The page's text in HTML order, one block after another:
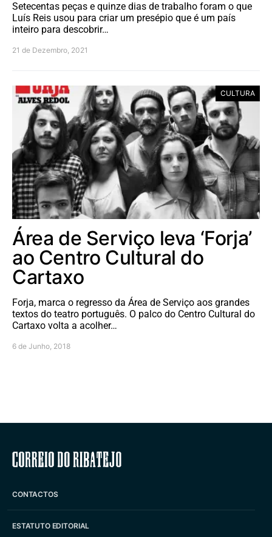
Setecentas peças e quinze dias de trabalho foram o que
Luís Reis usou para criar um presépio que é um país
inteiro para descobrir…
21 de Dezembro, 2021
CULTURA
Área de Serviço leva ‘Forja’
ao Centro Cultural do
Cartaxo
Forja, marca o regresso da Área de Serviço aos grandes
textos do teatro português. O palco do Centro Cultural do
Cartaxo volta a acolher…
6 de Junho, 2018
Correio do Ribatejo
CONTACTOS
ESTATUTO EDITORIAL